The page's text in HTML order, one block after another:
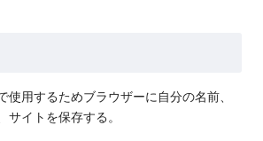
使用するためブラウザーに自分の名前、
サイトを保存する。